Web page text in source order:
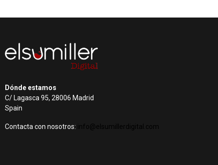
Dónde estamos
C/ Lagasca 95, 28006 Madrid
Spain
Contacta con nosotros: info@elsumillerdigital.com